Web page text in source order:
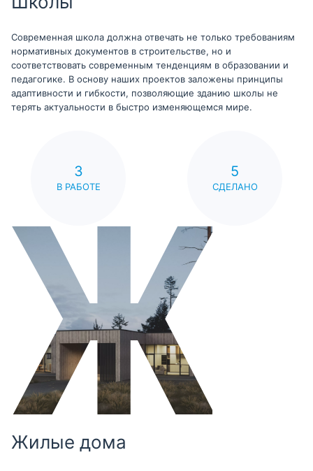
Современная школа должна отвечать не только требованиям
нормативных документов в строительстве, но и
соответствовать современным тенденциям в образовании и
педагогике. В основу наших проектов заложены принципы
адаптивности и гибкости, позволяющие зданию школы не
терять актуальности в быстро изменяющемся мире.
3
В РАБОТЕ
5
СДЕЛАНО
Жилые дома